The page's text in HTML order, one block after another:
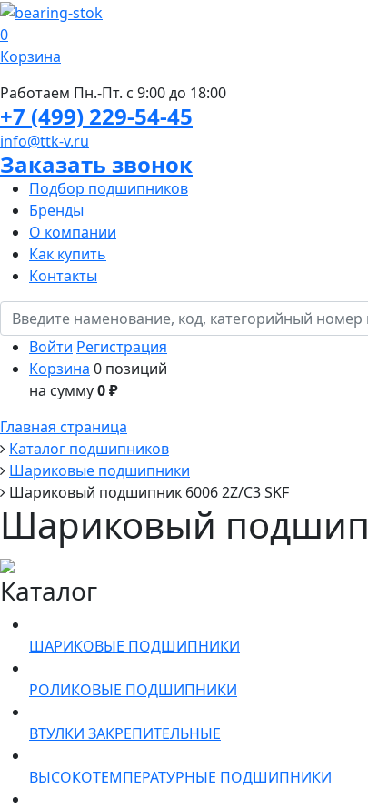
0
Корзина
Работаем Пн.-Пт. с 9:00 до 18:00
+7 (499) 229-54-45
info@ttk-v.ru
Заказать звонок
Подбор подшипников
Бренды
О компании
Как купить
Контакты
Войти Регистрация
Корзина 0 позиций
на сумму0 ₽
Главная страница
Каталог подшипников
Шариковые подшипники
Шариковый подшипник 6006 2Z/C3 SKF
Шариковый
Каталог
ШАРИКОВЫЕ ПОДШИПНИКИ
РОЛИКОВЫЕ ПОДШИПНИКИ
ВТУЛКИ ЗАКРЕПИТЕЛЬНЫЕ
ВЫСОКОТЕМПЕРАТУРНЫЕ ПОДШИПНИКИ